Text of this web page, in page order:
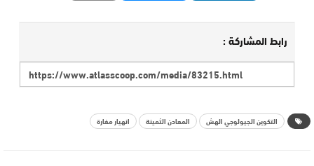
رابط المشاركة :
التكوين الجيولوجي الهش المعادن الثمينة انهيار مغارة